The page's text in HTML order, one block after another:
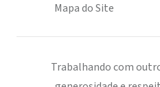
Mapa do Site
Trabalhando com